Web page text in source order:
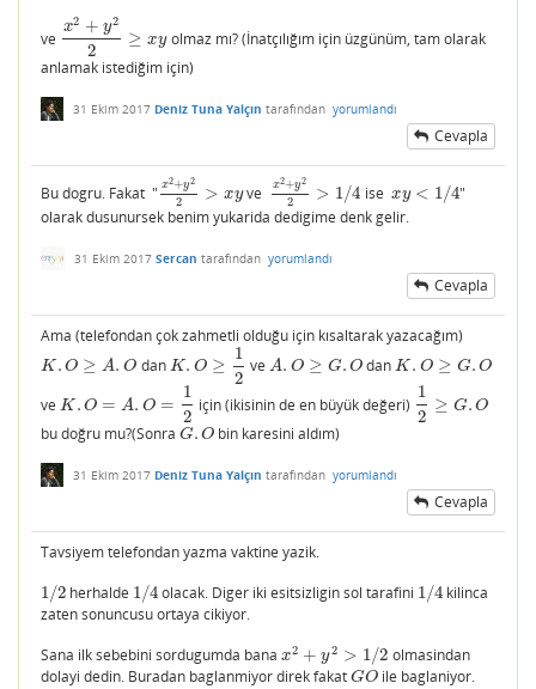
ve
x2 + y2
2
≥ xy
x2+y22≥x y
olmaz mı? (İnatçılığım için üzgünüm, tam olarak
anlamak istediğim için)
31 Ekim 2017 Deniz Tuna Yalçın tarafından yorumlandı
Cevapla
Bu dogru. Fakat " x2+y2
2 > xy
x2+y2 >x y ve x2+y2
2 > 1/4
x2+y2 >1 /4 ise xy < 1/4
xy< 1/4
"
olarak dusunursek benim yukarida dedigime denk gelir.
31 Ekim 2017 Sercan tarafından yorumlandı
Cevapla
Ama (telefondan çok zahmetli olduğu için kısaltarak yazacağım)
K . O ≥ A. O
K.O≥A .O dan K . O ≥
1
2
K.O ≥1 2 veA. O ≥ G. O
A.O≥G.O danK . O ≥ G. O
K.O ≥G .O
ve K. O = A. O =
1
2
K.O=A .O =12 için (ikisinin de en büyük değeri)
1
2
≥ G. O
12 ≥G O
bu doğru mu?(Sonra G. O
G.O bin karesini aldım)
31 Ekim 2017 Deniz Tuna Yalçın tarafından yorumlandı
Cevapla
Tavsiyem telefondan yazma vaktine yazik.
1/2
1/2 herhalde 1/4
1/4 olacak. Diger iki esitsizligin sol tarafini 1/4
1/4 kilinca
zaten sonuncusu ortaya cikiyor.
Sana ilk sebebini sordugumda bana x2 + y2 > 1/2
x2+y2 >1 2
olmasindan
dolayi dedin. Buradan baglanmiyor direk fakat GO
GO ile baglaniyor.